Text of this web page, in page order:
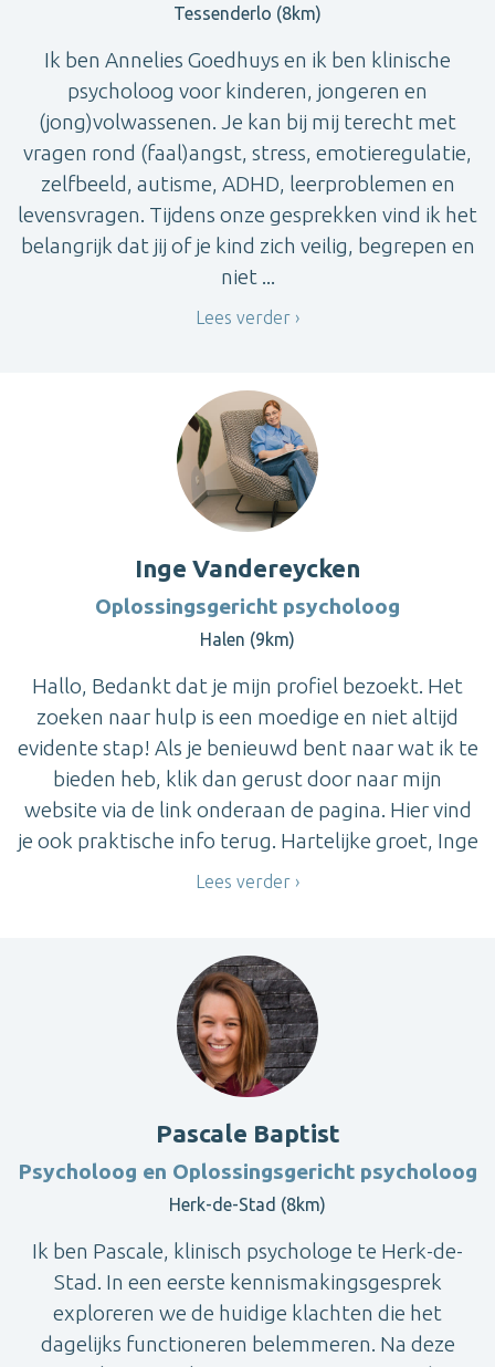
Tessenderlo (8km)
Ik ben Annelies Goedhuys en ik ben klinische
psycholoog voor kinderen, jongeren en
(jong)volwassenen. Je kan bij mij terecht met
vragen rond (faal)angst, stress, emotieregulatie,
zelfbeeld, autisme, ADHD, leerproblemen en
levensvragen. Tijdens onze gesprekken vind ik het
belangrijk dat jij of je kind zich veilig, begrepen en
niet ...
Lees verder
Inge Vandereycken
Oplossingsgericht psycholoog
Halen (9km)
Hallo, Bedankt dat je mijn profiel bezoekt. Het
zoeken naar hulp is een moedige en niet altijd
evidente stap! Als je benieuwd bent naar wat ik te
bieden heb, klik dan gerust door naar mijn
website via de link onderaan de pagina. Hier vind
je ook praktische info terug. Hartelijke groet, Inge
Lees verder
Pascale Baptist
Psycholoog en Oplossingsgericht psycholoog
Herk-de-Stad (8km)
Ik ben Pascale, klinisch psychologe te Herk-de-
Stad. In een eerste kennismakingsgesprek
exploreren we de huidige klachten die het
dagelijks functioneren belemmeren. Na deze